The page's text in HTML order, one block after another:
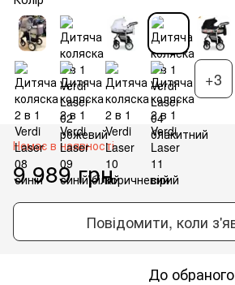
+3
Немає в наявності
9 989 грн
Повідомити, коли
До обраного